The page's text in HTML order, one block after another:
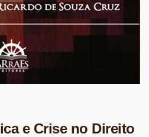
e Crise no Direito